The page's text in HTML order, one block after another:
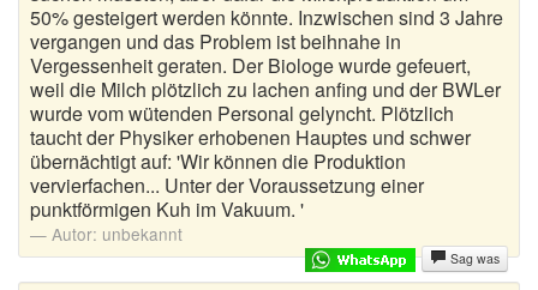
50% gesteigert werden könnte. Inzwischen sind 3 Jahre
vergangen und das Problem ist beihnahe in
Vergessenheit geraten. Der Biologe wurde gefeuert,
weil die Milch plötzlich zu lachen anfing und der BWLer
wurde vom wütenden Personal gelyncht. Plötzlich
taucht der Physiker erhobenen Hauptes und schwer
übernächtigt auf: 'Wir können die Produktion
vervierfachen... Unter der Voraussetzung einer
punktförmigen Kuh im Vakuum. '
Autor: unbekannt
Sag was